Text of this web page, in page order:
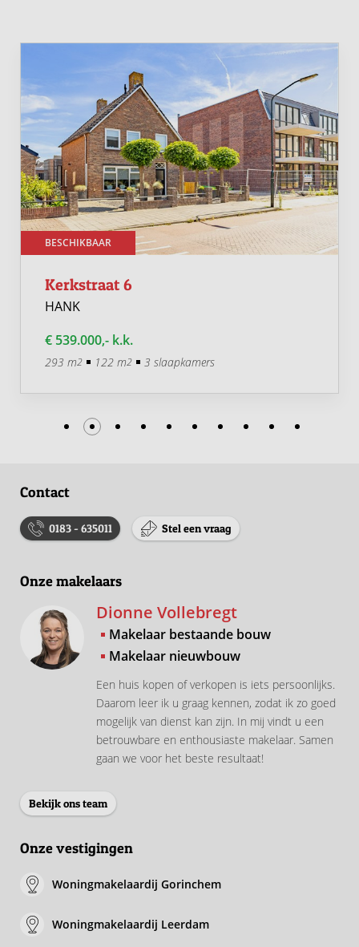
terecht bij de supermarkt in de straat. Ook de bakker,
apotheek, tandarts, slager en kapper zitten om de hoek.
Zin om een hapje buiten de deur te eten? Op
loopafstand bevinden zich meerdere restaurants voor u
om uit te kiezen. Wanneer u een stukje fietsen niet erg
vindt staat u met nog geen kwartiertje in een fantastisch
restaurant in de Biesbosch. Zelfs de golfbaan zit hier in
de buurt. Ideaal, toch?
BESCHIKBAAR
Kerkstraat 6
HANK
€ 539.000,- k.k.
293 m2 122 m2 3 slaapkamers
Contact
0183 - 635011 Stel een vraag
Onze makelaars
Dionne Vollebregt
Makelaar bestaande bouw
Makelaar nieuwbouw
Een huis kopen of verkopen is iets persoonlijks.
Daarom leer ik u graag kennen, zodat ik zo goed
mogelijk van dienst kan zijn. In mij vindt u een
betrouwbare en enthousiaste makelaar. Samen
gaan we voor het beste resultaat!
Bekijk ons team
Onze vestigingen
Woningmakelaardij Gorinchem
Woningmakelaardij Leerdam